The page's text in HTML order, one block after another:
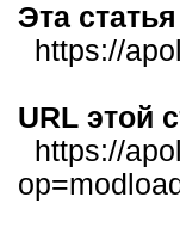
Эта
https://
URL этой
https://